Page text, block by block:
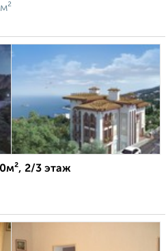
2/3 этаж